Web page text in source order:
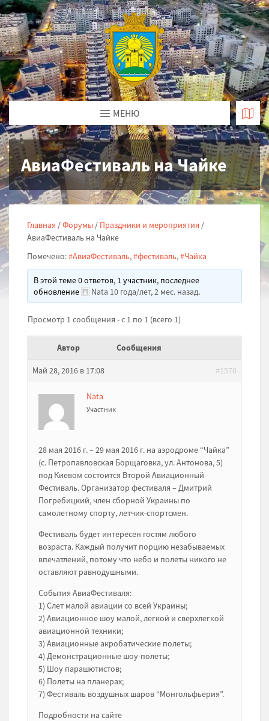
МЕНЮ
АвиаФестиваль на Чайке
Главная /Форумы / Праздники и мероприятия /
АвиаФестиваль на Чайке
Помечено:#АвиаФестиваль,#фестиваль,#Чайка
В этой теме 0 ответов, 1 участник, последнее
обновление
Nata 10 года/лет, 2 мес. назад.
Просмотр 1 сообщения - с 1 по 1 (всего 1)
Автор Сообщения
Май 28, 2016 в 17:08 #1570
Nata
Участник
28 мая 2016 г. – 29 мая 2016 г. на аэродроме “Чайка”
(с. Петропавловская Борщаговка, ул. Антонова, 5)
под Киевом состоится Второй Авиационный
Фестиваль. Организатор фестиваля – Дмитрий
Погребицкий, член сборной Украины по
самолетному спорту, летчик-спортсмен.
Фестиваль будет интересен гостям любого
возраста. Каждый получит порцию незабываемых
впечатлений, потому что небо и полеты никого не
оставляют равнодушными.
События АвиаФестиваля:
1) Слет малой авиации со всей Украины;
2) Авиационное шоу малой, легкой и сверхлегкой
авиационной техники;
3) Авиационные акробатические полеты;
4) Демонстрационные шоу-полеты;
5) Шоу парашютистов;
6) Полеты на планерах;
7) Фестиваль воздушных шаров “Монгольфьерия”.
Подробности на сайте